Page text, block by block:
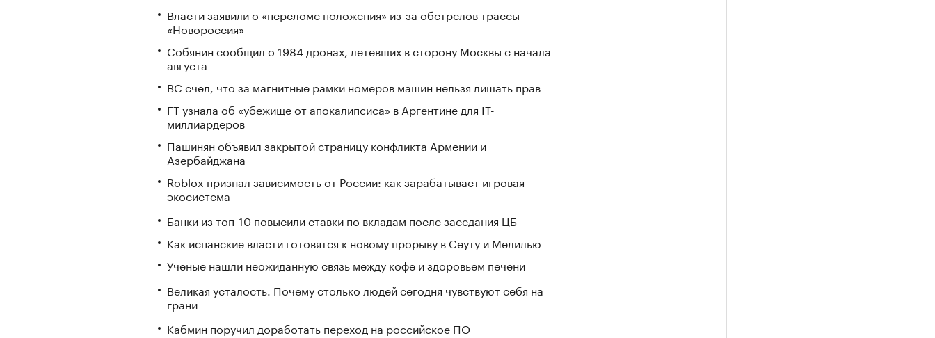
Власти заявили о «переломе положения» из-за обстрелов трассы
«Новороссия»
Собянин сообщил о 1984 дронах, летевших в сторону Москвы с начала
августа
ВС счел, что за магнитные рамки номеров машин нельзя лишать прав
FT узнала об «убежище от апокалипсиса» в Аргентине для IT-
миллиардеров
Пашинян объявил закрытой страницу конфликта Армении и
Азербайджана
Roblox признал зависимость от России: как зарабатывает игровая
экосистема
Банки из топ-10 повысили ставки по вкладам после заседания ЦБ
Как испанские власти готовятся к новому прорыву в Сеуту и Мелилью
Ученые нашли неожиданную связь между кофе и здоровьем печени
Великая усталость. Почему столько людей сегодня чувствуют себя на
грани
Кабмин поручил доработать переход на российское ПО